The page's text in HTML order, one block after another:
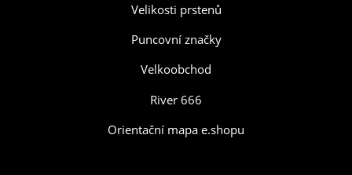
Velikosti prstenů
Puncovní značky
Velkoobchod
River 666
Orientační mapa e.shopu